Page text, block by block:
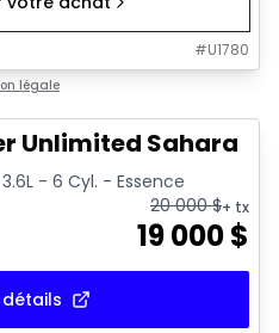
#U1780
légale
Unlimited Sahara
- 6 Cyl. - Essence
19 000$
20 000$+ tx